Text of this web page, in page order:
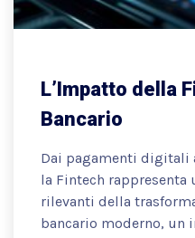
L’Impatto della
Bancario
Dai pagamenti digitali
la Fintech rappresenta
rilevanti della
bancario moderno, un